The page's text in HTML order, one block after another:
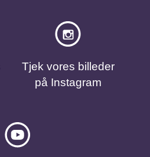
Tjek vores billeder
på Instagram